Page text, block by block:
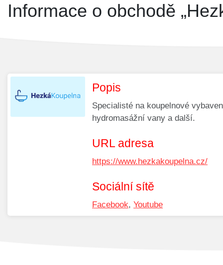
Informace o obchodě
Popis
Specialisté na koupelnové
hydromasážní vany a další.
URL adresa
https://www.hezkakoupelna.cz/
Sociální sítě
Facebook, Youtube